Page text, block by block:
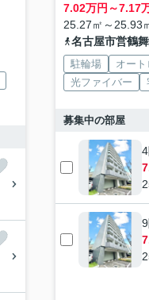
7.02万円～7.17
25.27㎡～25.93
名古屋市営鶴
駐輪場 オート
光ファイバー
募集中の部屋